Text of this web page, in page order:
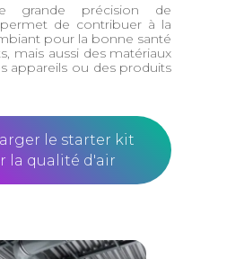
grande précision de
de contribuer à la
pour la bonne santé
mais aussi des matériaux
appareils ou des produits
le starter kit
la qualité d'air